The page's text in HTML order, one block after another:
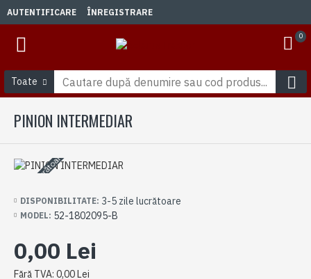
AUTENTIFICARE ÎNREGISTRARE
0
Toate
PINION INTERMEDIAR
3-5 zile lucrătoare
DISPONIBILITATE: 3-5 zile lucrătoare
MODEL: 52-1802095-B
0,00 Lei
Fără TVA: 0,00 Lei